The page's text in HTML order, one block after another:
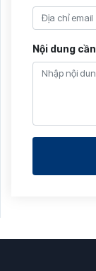
Nội dung